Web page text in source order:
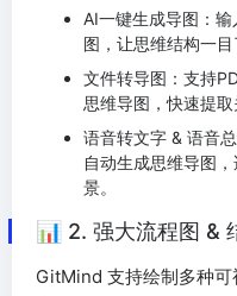
AI一键生成导图：
图，让思维结构一目
文件转导图：支持
思维导图，快速提取
语音转文字 & 语音
自动生成思维导图
景。
📊 2. 强大流程图 &
GitMind 支持绘制多种